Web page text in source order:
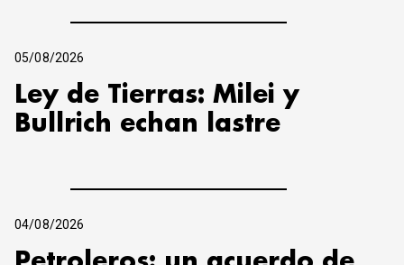
05/08/2026
Ley de Tierras: Milei y
Bullrich echan lastre
04/08/2026